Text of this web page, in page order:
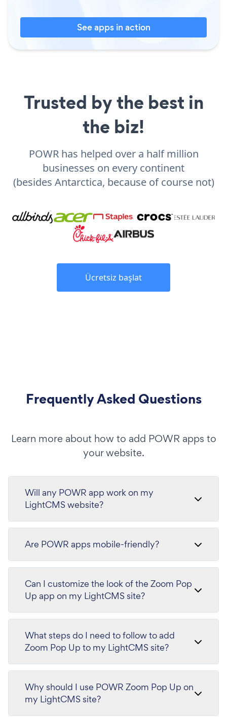
See apps in action
Trusted by the best in
the biz!
POWR has helped over a half million
businesses on every continent
(besides Antarctica, because of course not)
Ücretsiz başlat
Frequently Asked Questions
Learn more about how to add POWR apps to
your website.
Will any POWR app work on my
LightCMS website?
Are POWR apps mobile-friendly?
Can I customize the look of the Zoom Pop
Up app on my LightCMS site?
What steps do I need to follow to add
Zoom Pop Up to my LightCMS site?
Why should I use POWR Zoom Pop Up on
my LightCMS site?